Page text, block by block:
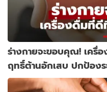
ร่างกายจะขอบคุณ! เค
ฤทธิ์ต้านอักเสบ ปกป้องร